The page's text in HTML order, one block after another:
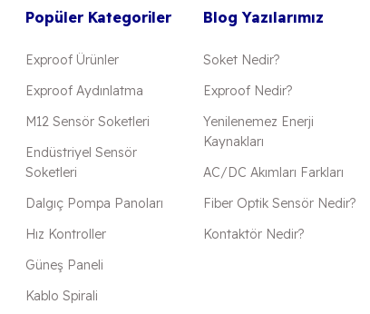
Popüler Kategoriler
Exproof Ürünler
Exproof Aydınlatma
M12 Sensör Soketleri
Endüstriyel Sensör
Soketleri
Dalgıç Pompa Panoları
Hız Kontroller
Güneş Paneli
Kablo Spirali
Blog Yazılarımız
Soket Nedir?
Exproof Nedir?
Yenilenemez Enerji
Kaynakları
AC/DC Akımları Farkları
Fiber Optik Sensör Nedir?
Kontaktör Nedir?